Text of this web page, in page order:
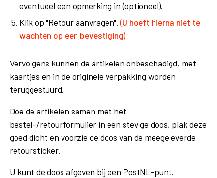
eventueel een opmerking in (optioneel).
Klik op "Retour aanvragen".(U hoeft hierna niet te
wachten op een bevestiging)
Vervolgens kunnen de artikelen onbeschadigd, met
kaartjes en in de originele verpakking worden
teruggestuurd.
Doe de artikelen samen met het
bestel-/retourformulier in een stevige doos, plak deze
goed dicht en voorzie de doos van de meegeleverde
retoursticker.
U kunt de doos afgeven bij een PostNL-punt.